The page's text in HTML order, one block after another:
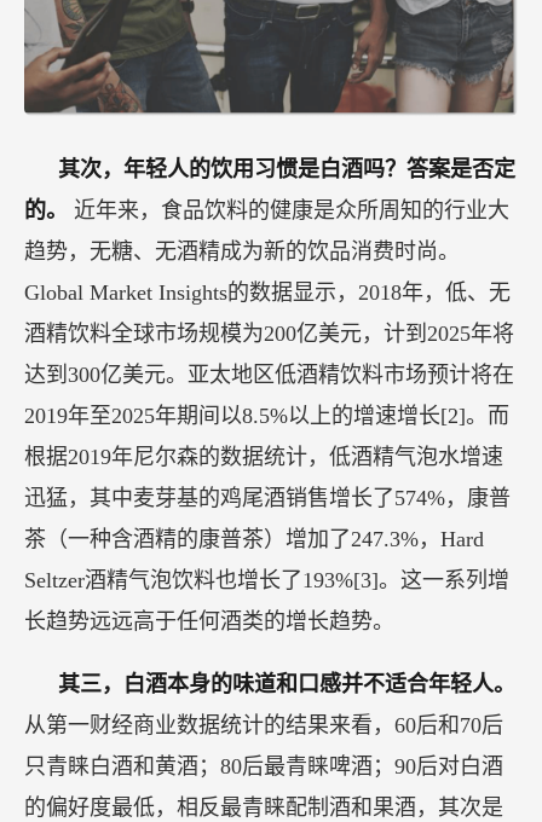
其次，年轻人的饮用习惯是白酒吗？答案是否定
的。 近年来，食品饮料的健康是众所周知的行业大
趋势，无糖、无酒精成为新的饮品消费时尚。
Global Market Insights的数据显示，2018年，低、无
酒精饮料全球市场规模为200亿美元，计到2025年将
达到300亿美元。亚太地区低酒精饮料市场预计将在
2019年至2025年期间以8.5%以上的增速增长[2]。而
根据2019年尼尔森的数据统计，低酒精气泡水增速
迅猛，其中麦芽基的鸡尾酒销售增长了574%，康普
茶（一种含酒精的康普茶）增加了247.3%，Hard
Seltzer酒精气泡饮料也增长了193%[3]。这一系列增
长趋势远远高于任何酒类的增长趋势。
其三，白酒本身的味道和口感并不适合年轻人。
从第一财经商业数据统计的结果来看，60后和70后
只青睐白酒和黄酒；80后最青睐啤酒；90后对白酒
的偏好度最低，相反最青睐配制酒和果酒，其次是